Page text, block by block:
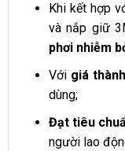
Khi kết hợp
và nắp giữ
phơi nhiễm
Với giá
dùng;
Đạt tiêu
người lao